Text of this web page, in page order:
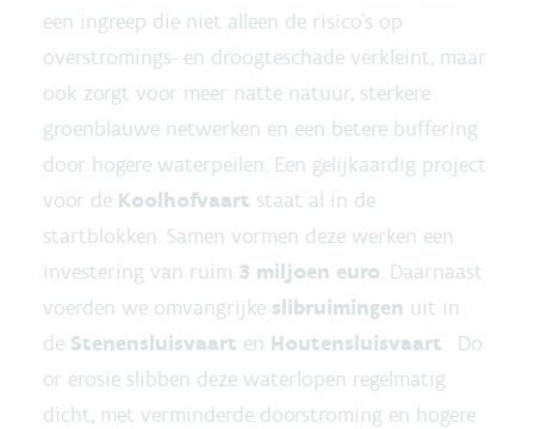
een ingreep die niet alleen de risico’s op
overstromings- en droogteschade verkleint, maar
ook zorgt voor meer natte natuur, sterkere
groenblauwe netwerken en een betere buffering
door hogere waterpeilen. Een gelijkaardig project
voor de Koolhofvaart staat al in de
startblokken. Samen vormen deze werken een
investering van ruim 3 miljoen euro. Daarnaast
voerden we omvangrijke slibruimingen uit in
de Stenensluisvaart en Houtensluisvaart. Do
or erosie slibben deze waterlopen regelmatig
dicht, met verminderde doorstroming en hogere